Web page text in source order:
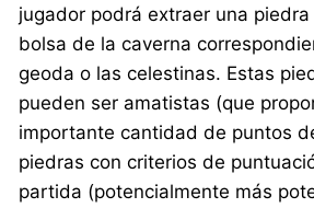
jugador podrá extraer una
bolsa de la caverna
geoda o las celestinas. Estas
pueden ser amatistas (que
importante cantidad de puntos
piedras con criterios de
partida (potencialmente más